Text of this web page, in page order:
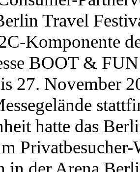
Travel
Komponente
BOOT &
27. November
hatte das
Privatbesucher-